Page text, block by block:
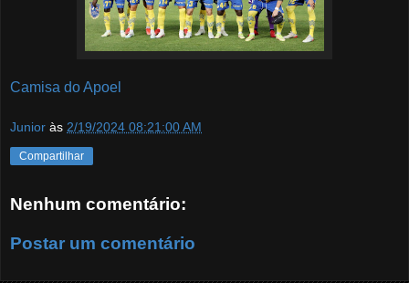
Camisa do Apoel
Junior às 2/19/2024 08:21:00 AM
Compartilhar
Nenhum comentário:
Postar um comentário